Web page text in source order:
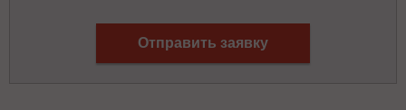
Отправить заявку